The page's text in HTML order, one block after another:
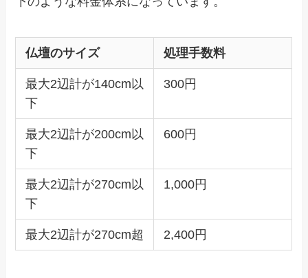
仏壇のサイズ 処理手数料
最大2辺計が140cm以
下
300円
最大2辺計が200cm以
下
600円
最大2辺計が270cm以
下
1,000円
最大2辺計が270cm超 2,400円